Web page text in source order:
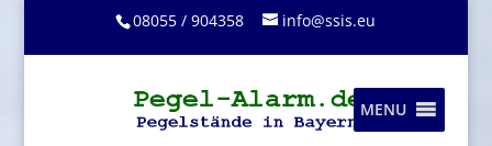
08055 / 904358 info@ssis.eu
MENU